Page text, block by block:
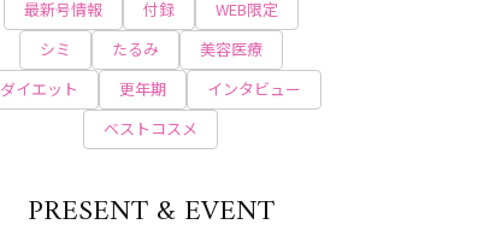
最新号情報 付録
WEB限定
シミ
たるみ
美容医療
ダイエット
更年期
インタビュー
ベストコスメ
PRESENT & EVENT